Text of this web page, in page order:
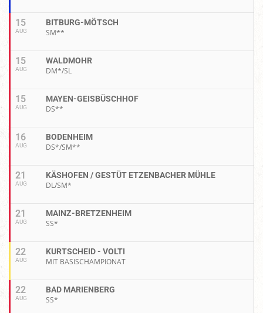
15
AUG
BITBURG-MÖTSCH
SM**
15
AUG
WALDMOHR
DM*/SL
15
AUG
MAYEN-GEISBÜSCHHOF
DS**
16
AUG
BODENHEIM
DS*/SM**
21
AUG
KÄSHOFEN / GESTÜT ETZENBACHER MÜHLE
DL/SM*
21
AUG
MAINZ-BRETZENHEIM
SS*
22
AUG
KURTSCHEID - VOLTI
MIT BASISCHAMPIONAT
22
AUG
BAD MARIENBERG
SS*